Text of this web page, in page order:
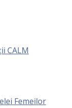
CALM
Femeilor